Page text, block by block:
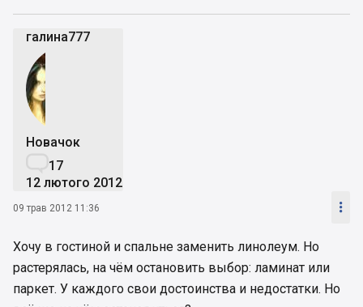
галина777
Новачок
17
12 лютого 2012
09 трав 2012 11:36 
Хочу в гостиной и спальне заменить линолеум. Но
растерялась, на чём остановить выбор: ламинат или
паркет. У каждого свои достоинства и недостатки. Но